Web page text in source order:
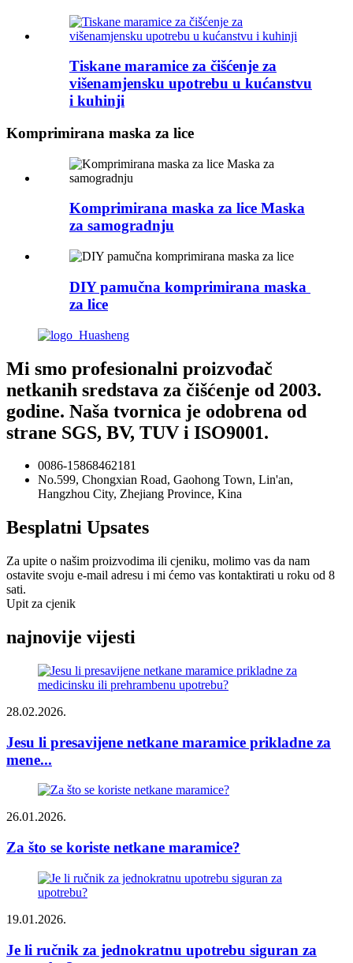
Tiskane maramice za čišćenje za
višenamjensku upotrebu u kućanstvu
i kuhinji
Komprimirana maska ​​za lice
Komprimirana maska ​​za lice Maska
za samogradnju
DIY pamučna komprimirana maska ​​
za lice
Mi smo profesionalni proizvođač
netkanih sredstava za čišćenje od 2003.
godine. Naša tvornica je odobrena od
strane SGS, BV, TUV i ISO9001.
0086-15868462181
No.599, Chongxian Road, Gaohong Town, Lin'an,
Hangzhou City, Zhejiang Province, Kina
Besplatni Upsates
Za upite o našim proizvodima ili cjeniku, molimo vas da nam
ostavite svoju e-mail adresu i mi ćemo vas kontaktirati u roku od 8
sati.
Upit za cjenik
najnovije vijesti
28.02.2026.
Jesu li presavijene netkane maramice prikladne za
mene...
26.01.2026.
Za što se koriste netkane maramice?
19.01.2026.
Je li ručnik za jednokratnu upotrebu siguran za